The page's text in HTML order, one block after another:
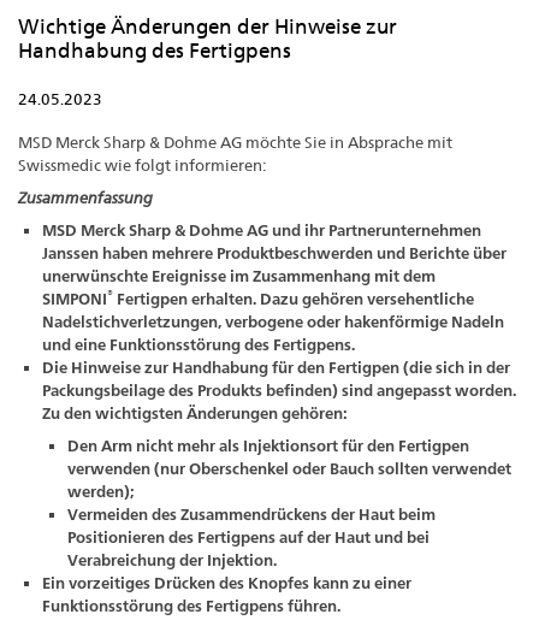
Wichtige Änderungen der Hinweise zur
Handhabung des Fertigpens
24.05.2023
MSD Merck Sharp & Dohme AG möchte Sie in Absprache mit
Swissmedic wie folgt informieren:
Zusammenfassung
MSD Merck Sharp & Dohme AG und ihr Partnerunternehmen
Janssen haben mehrere Produktbeschwerden und Berichte über
unerwünschte Ereignisse im Zusammenhang mit dem
SIMPONI® Fertigpen erhalten. Dazu gehören versehentliche
Nadelstichverletzungen, verbogene oder hakenförmige Nadeln
und eine Funktionsstörung des Fertigpens.
Die Hinweise zur Handhabung für den Fertigpen (die sich in der
Packungsbeilage des Produkts befinden) sind angepasst worden.
Zu den wichtigsten Änderungen gehören:
Den Arm nicht mehr als Injektionsort für den Fertigpen
verwenden (nur Oberschenkel oder Bauch sollten verwendet
werden);
Vermeiden des Zusammendrückens der Haut beim
Positionieren des Fertigpens auf der Haut und bei
Verabreichung der Injektion.
Ein vorzeitiges Drücken des Knopfes kann zu einer
Funktionsstörung des Fertigpens führen.